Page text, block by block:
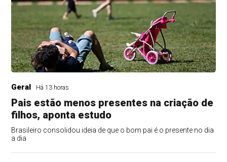
Geral Há 13 horas
Pais estão menos presentes na criação de
filhos, aponta estudo
Brasileiro consolidou ideia de que o bom pai é o presente no dia
a dia